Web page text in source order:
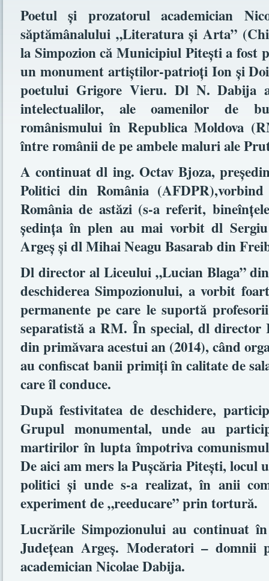
Poetul şi prozatorul academician
săptămânalului „Literatura şi Arta”
la Simpozion că Municipiul Piteşti a fost
un monument artiştilor-patrioţi Ion şi
poetului Grigore Vieru. Dl N. Dabija
intelectualilor, ale oamenilor de
românismului în Republica Moldova
între românii de pe ambele maluri ale
A continuat dl ing. Octav Bjoza,
Politici din România
România de astăzi (s-a referit,
şedinţa în plen au mai vorbit dl Sergiu
Argeş şi dl Mihai Neagu Basarab din
Dl director al Liceului „Lucian Blaga”
deschiderea Simpozionului, a vorbit
permanente pe care le suportă
separatistă a RM. În special, dl director
din primăvara acestui an (2014), când
au confiscat banii primiţi în calitate de
care îl conduce.
După festivitatea de deschidere,
Grupul monumental, unde au
martirilor în lupta împotriva
De aici am mers la Puşcăria Piteşti,
politici şi unde s-a realizat, în anii
experiment de „reeducare” prin tortură.
Lucrările Simpozionului au continuat
Judeţean Argeş. Moderatori – domnii
academician Nicolae Dabija.